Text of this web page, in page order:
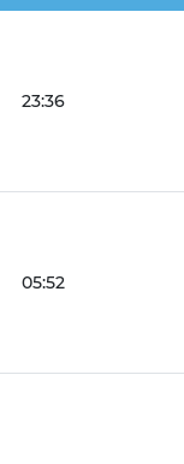
23:36
05:52